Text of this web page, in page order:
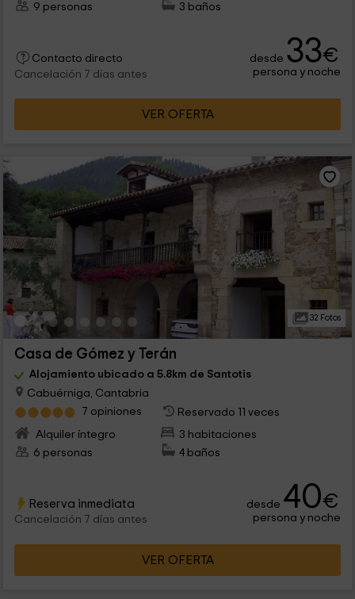
9 personas
3 baños
Contacto directo
Cancelación 7 días antes
desde 33€
persona y noche
VER OFERTA
32 Fotos
Casa de Gómez y Terán
Alojamiento ubicado a 5.8km de Santotis
Cabuérniga, Cantabria
7 opiniones
Reservado 11 veces
Alquiler íntegro
3 habitaciones
6 personas
4 baños
Reserva inmediata
Cancelación 7 días antes
desde 40€
persona y noche
VER OFERTA